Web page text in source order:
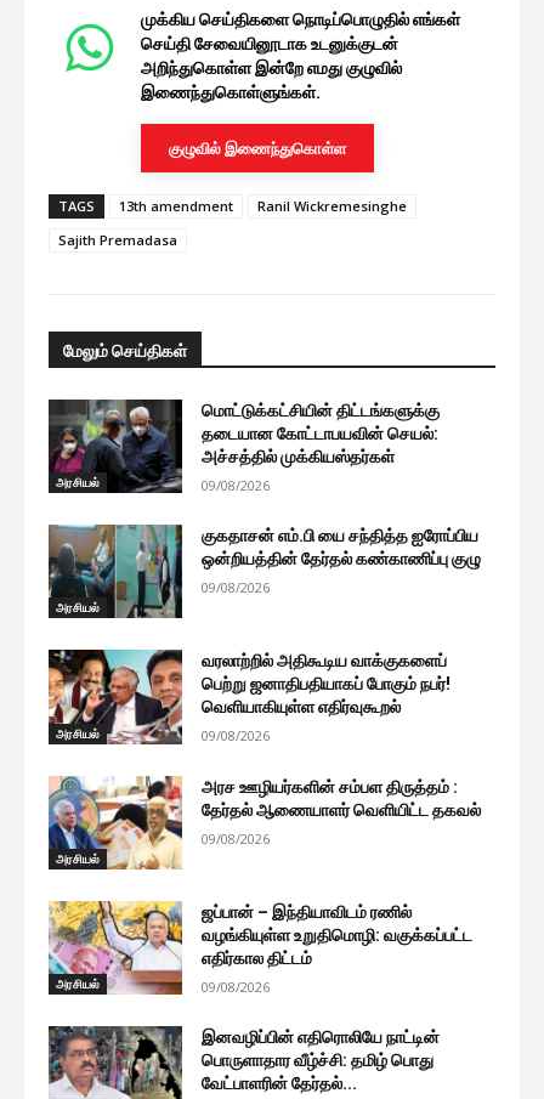
முக்கிய செய்திகளை நொடிப்பொழுதில் எங்கள்
செய்தி சேவையினூடாக உடனுக்குடன்
அறிந்துகொள்ள இன்றே எமது குழுவில்
இணைந்துகொள்ளுங்கள்.
குழுவில் இணைந்துகொள்ள
TAGS 13th amendment
Ranil Wickremesinghe
Sajith Premadasa
மேலும் செய்திகள்
அரசியல்
மொட்டுக்கட்சியின் திட்டங்களுக்கு
தடையான கோட்டாபயவின் செயல்:
அச்சத்தில் முக்கியஸ்தர்கள்
09/08/2026
அரசியல்
குகதாசன் எம்.பி யை சந்தித்த ஐரோப்பிய
ஒன்றியத்தின் தேர்தல் கண்காணிப்பு குழு
09/08/2026
அரசியல்
வரலாற்றில் அதிகூடிய வாக்குகளைப்
பெற்று ஜனாதிபதியாகப் போகும் நபர்!
வெளியாகியுள்ள எதிர்வுகூறல்
09/08/2026
அரசியல்
அரச ஊழியர்களின் சம்பள திருத்தம் :
தேர்தல் ஆணையாளர் வெளியிட்ட தகவல்
09/08/2026
அரசியல்
ஜப்பான் – இந்தியாவிடம் ரணில்
வழங்கியுள்ள உறுதிமொழி: வகுக்கப்பட்ட
எதிர்கால திட்டம்
09/08/2026
இனவழிப்பின் எதிரொலியே நாட்டின்
பொருளாதார வீழ்ச்சி: தமிழ் பொது
வேட்பாளரின் தேர்தல்...